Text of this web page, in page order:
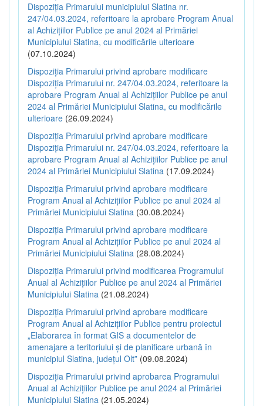
Dispoziția Primarului municipiului Slatina nr.
247/04.03.2024, referitoare la aprobare Program Anual
al Achizițiilor Publice pe anul 2024 al Primăriei
Municipiului Slatina, cu modificările ulterioare
(07.10.2024)
Dispoziția Primarului privind aprobare modificare
Dispoziția Primarului nr. 247/04.03.2024, referitoare la
aprobare Program Anual al Achizițiilor Publice pe anul
2024 al Primăriei Municipiului Slatina, cu modificările
ulterioare (26.09.2024)
Dispoziția Primarului privind aprobare modificare
Dispoziția Primarului nr. 247/04.03.2024, referitoare la
aprobare Program Anual al Achizițiilor Publice pe anul
2024 al Primăriei Municipiului Slatina (17.09.2024)
Dispoziția Primarului privind aprobare modificare
Program Anual al Achizițiilor Publice pe anul 2024 al
Primăriei Municipiului Slatina (30.08.2024)
Dispoziția Primarului privind aprobare modificare
Program Anual al Achizițiilor Publice pe anul 2024 al
Primăriei Municipiului Slatina (28.08.2024)
Dispoziția Primarului privind modificarea Programului
Anual al Achizițiilor Publice pe anul 2024 al Primăriei
Municipiului Slatina (21.08.2024)
Dispoziția Primarului privind aprobare modificare
Program Anual al Achizițiilor Publice pentru proiectul
„Elaborarea în format GIS a documentelor de
amenajare a teritoriului și de planificare urbană în
municipiul Slatina, județul Olt” (09.08.2024)
Dispoziția Primarului privind aprobarea Programului
Anual al Achizițiilor Publice pe anul 2024 al Primăriei
Municipiului Slatina (21.05.2024)